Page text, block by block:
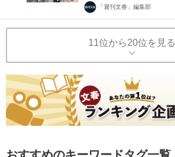
「週刊文春」編集部
11位から20位を見る